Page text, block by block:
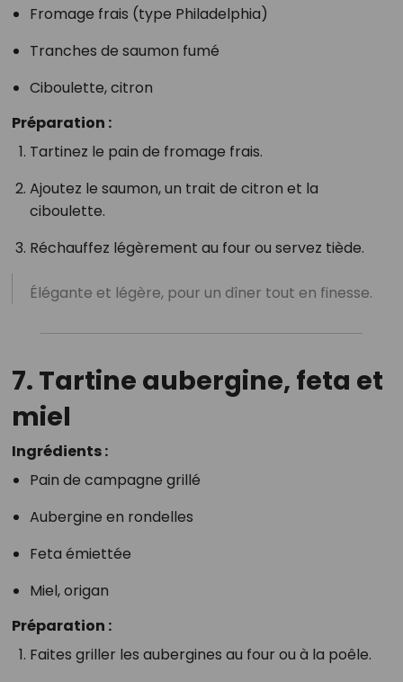
Fromage frais (type Philadelphia)
Tranches de saumon fumé
Ciboulette, citron
Préparation :
Tartinez le pain de fromage frais.
Ajoutez le saumon, un trait de citron et la
ciboulette.
Réchauffez légèrement au four ou servez tiède.
Élégante et légère, pour un dîner tout en finesse.
7. Tartine aubergine, feta et
miel
Ingrédients :
Pain de campagne grillé
Aubergine en rondelles
Feta émiettée
Miel, origan
Préparation :
Faites griller les aubergines au four ou à la poêle.